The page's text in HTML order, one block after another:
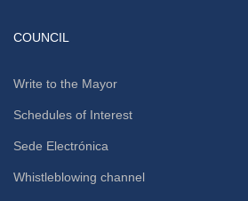
COUNCIL
Write to the Mayor
Schedules of Interest
Sede Electrónica
Whistleblowing channel